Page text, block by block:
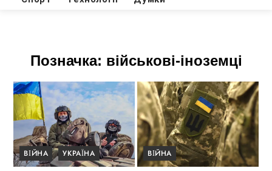
Позначка: військові-іноземці
ВІЙНА УКРАЇНА ВІЙНА